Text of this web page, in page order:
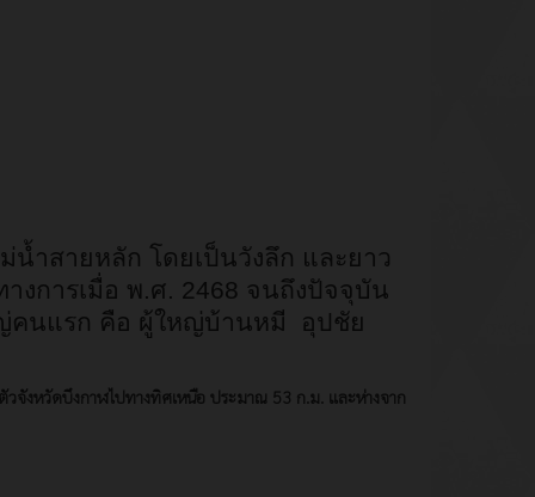
ยหลัก โดยเป็นวังลึก และยาว
างการเมื่อ พ.ศ. 2468 จนถึงปัจจุบัน
นแรก คือ ผู้ใหญ่บ้านหมี อุปชัย
งหวัดบึงกาฬไปทางทิศเหนือ ประมาณ 53 ก.ม. และห่างจาก